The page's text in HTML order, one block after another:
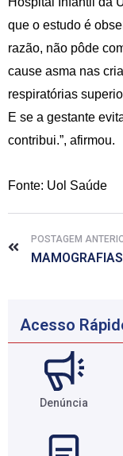
que o estudo é
razão, não pôde
cause asma nas
respiratórias
E se a gestante
contribui.”, afirmou.
Fonte: Uol Saúde
POSTAGEM
Acesso
Denúncia